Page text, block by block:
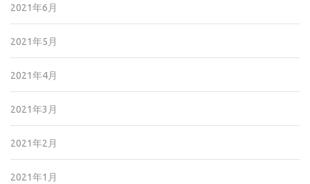
2021年6月
2021年5月
2021年4月
2021年3月
2021年2月
2021年1月